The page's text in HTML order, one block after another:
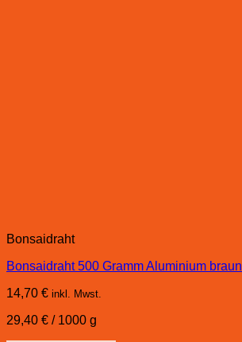
Bonsaidraht
Bonsaidraht 500 Gramm Aluminium braun
14,70 € inkl. Mwst.
29,40 € / 1000 g